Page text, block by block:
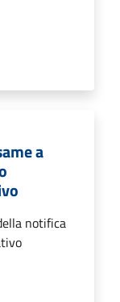
a
notifica